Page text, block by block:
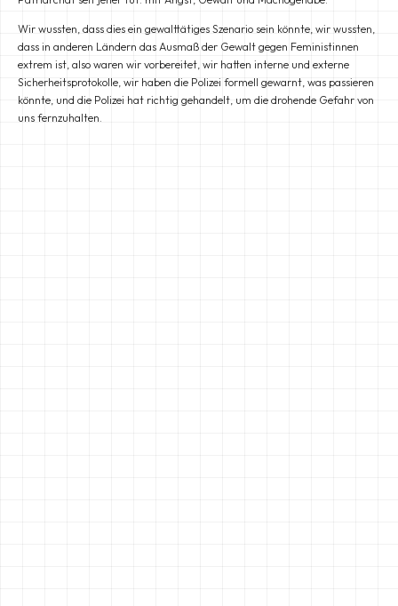
Wir wussten, dass dies ein gewalttätiges Szenario sein könnte, wir wussten,
dass in anderen Ländern das Ausmaß der Gewalt gegen Feministinnen
extrem ist, also waren wir vorbereitet, wir hatten interne und externe
Sicherheitsprotokolle, wir haben die Polizei formell gewarnt, was passieren
könnte, und die Polizei hat richtig gehandelt, um die drohende Gefahr von
uns fernzuhalten.